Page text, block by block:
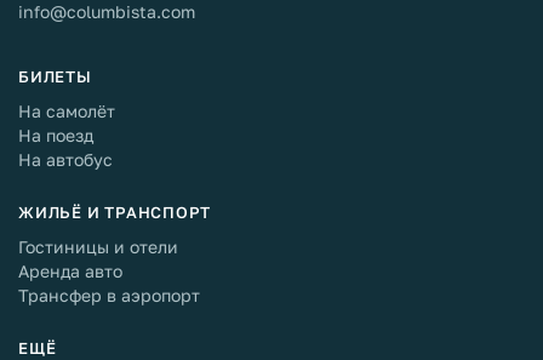
info@columbista.com
БИЛЕТЫ
На самолёт
На поезд
На автобус
ЖИЛЬЁ И ТРАНСПОРТ
Гостиницы и отели
Аренда авто
Трансфер в аэропорт
ЕЩЁ